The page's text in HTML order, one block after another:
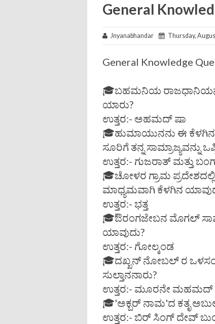
General
Jnyanabhandar Thursday,
General Knowledge
🎓ಬಹಮನಿಯ
ಯಾರು?
ಉತ್ತರ:- ಅಹಮದ್ ಷಾ
🎓ಹುಮಾಯುನನು ಈ ಕೆಳಗಿನ
ಸೂರಿಗೆ ತನ್ನ ಸಾಮ್ರಾಜ್ಯವನ್ನು
ಉತ್ತರ:- ಗುಜರಾತ್ ಮತ್ತು
🎓ಚೋಳರ ಗ್ರಾಮ
ಮಾಧ್ಯಮವಾಗಿ ಕೆಳಗಿನ
ಉತ್ತರ:- ಭತ್ತ
🎓ಔರಂಗಜೇಬನ ಮೊಗಲ್
ಯಾವುದು?
ಉತ್ತರ:- ಗೋಲ್ಕಂಡ
🎓ದಖ್ಖನ್ ನೋಬಲ್ ರ
ಸುಲ್ತಾನನಾರು?
ಉತ್ತರ:- ಮೂರನೇ ಮಹಮದ್
🎓'ಅಕ್ಬರ್ ನಾಮ'ದ ಕತೃ
ಉತ್ತರ:- ಬಿರ್ ಸಿಂಗ್ ದೇವ್